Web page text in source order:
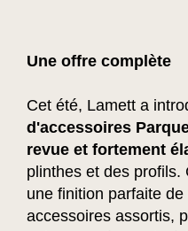
Une offre complète
Cet été, Lamett a
d'accessoires
revue et fortement
plinthes et des profils.
une finition parfaite
accessoires assortis,